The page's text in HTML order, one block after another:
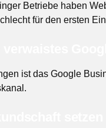
Betriebe haben
für den ersten
ist das Google